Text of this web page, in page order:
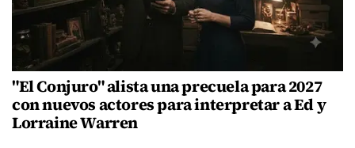
"El Conjuro" alista una precuela para 2027
con nuevos actores para interpretar a Ed y
Lorraine Warren